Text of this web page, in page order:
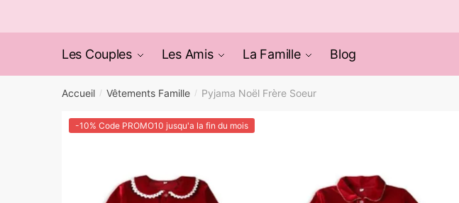
Les Couples Les Amis La Famille Blog
Accueil / Vêtements Famille / Pyjama Noël Frère Soeur
-10% Code PROMO10 jusqu'a la fin du mois